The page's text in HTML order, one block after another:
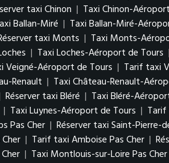
taxi Chinon | Taxi Chinon-
Ballan-Miré | Taxi Ballan-Miré-
taxi Monts | Taxi Monts-
| Taxi Loches-Aéroport de Tours |
Veigné-Aéroport de Tours | Tarif taxi
Renault | Taxi Château-Renault-
Réserver taxi Bléré | Taxi Bléré-
| Taxi Luynes-Aéroport de Tours |
Pas Cher | Réserver taxi Saint-Pierre-
| Tarif taxi Amboise Pas Cher |
| Taxi Montlouis-sur-Loire Pas Cher